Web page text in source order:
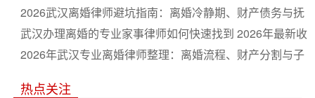
2026武汉离婚律师避坑指南：离婚冷静期、财产债务与抚
养权纠纷一站通
武汉办理离婚的专业家事律师如何快速找到 2026年最新收
费与流程详解
2026年武汉专业离婚律师整理：离婚流程、财产分割与子
热点关注